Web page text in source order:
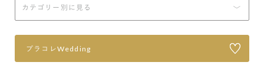
プラコレWedding